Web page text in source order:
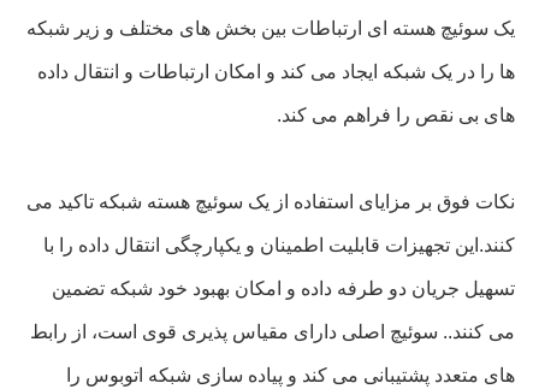
یک سوئیچ هسته ای ارتباطات بین بخش های مختلف و زیر شبکه
ها را در یک شبکه ایجاد می کند و امکان ارتباطات و انتقال داده
های بی نقص را فراهم می کند.
نکات فوق بر مزایای استفاده از یک سوئیچ هسته شبکه تاکید می
کنند.این تجهیزات قابلیت اطمینان و یکپارچگی انتقال داده را با
تسهیل جریان دو طرفه داده و امکان بهبود خود شبکه تضمین
می کنند.. سوئیچ اصلی دارای مقیاس پذیری قوی است، از رابط
های متعدد پشتیبانی می کند و پیاده سازی شبکه اتوبوس را